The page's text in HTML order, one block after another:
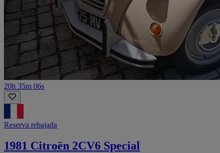
20h 35m 06s
Reserva rebajada
1981 Citroën 2CV6 Special